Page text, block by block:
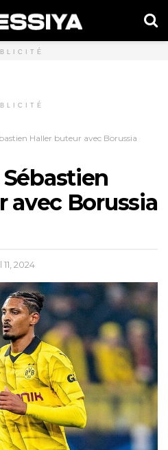
Haller buteur avec Borussia
Sébastien
avec Borussia
11, 2024